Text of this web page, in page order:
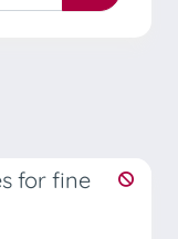
for fine